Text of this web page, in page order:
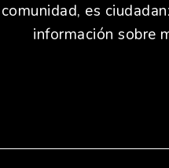
es
información sobre